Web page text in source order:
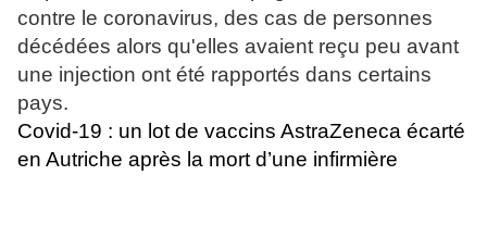
contre le coronavirus, des cas de personnes
décédées alors qu'elles avaient reçu peu avant
une injection ont été rapportés dans certains
pays.
Covid-19 : un lot de vaccins AstraZeneca écarté
en Autriche après la mort d’une infirmière